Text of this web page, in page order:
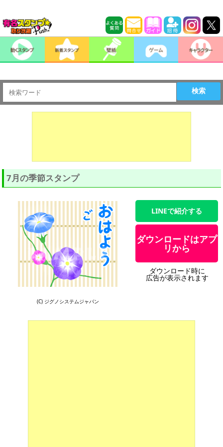
検索
7月の季節スタンプ
(C) ジグノシステムジャパン
LINEで紹介する
ダウンロードはアプ
リから
ダウンロード時に
広告が表示されます